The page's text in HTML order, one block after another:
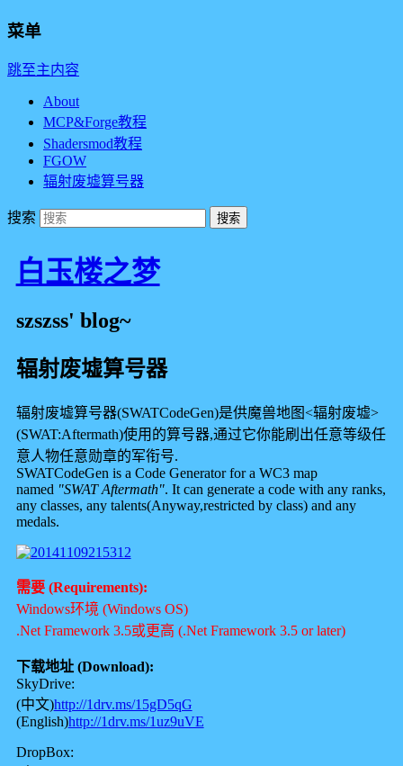
菜单
跳至主内容
About
MCP&Forge教程
Shadersmod教程
FGOW
辐射废墟算号器
搜索
白玉楼之梦
szszss' blog~
辐射废墟算号器
辐射废墟算号器(SWATCodeGen)是供魔兽地图<辐射废墟>
(SWAT:Aftermath)使用的算号器,通过它你能刷出任意等级任
意人物任意勋章的军衔号.
SWATCodeGen is a Code Generator for a WC3 map
named "SWAT Aftermath". It can generate a code with any ranks,
any classes, any talents(Anyway,restricted by class) and any
medals.
需要 (Requirements):
Windows环境 (Windows OS)
.Net Framework 3.5或更高 (.Net Framework 3.5 or later)
下载地址 (Download):
SkyDrive:
(中文)http://1drv.ms/15gD5qG
(English)http://1drv.ms/1uz9uVE
DropBox: